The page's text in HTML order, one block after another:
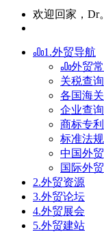
欢迎回家，Dr。
1.外贸导航
外贸
关税查询
各国海关
企业查询
商标专利
标准法规
中国外贸
国际外贸
2.外贸资源
3.外贸论坛
4.外贸展会
5.外贸建站